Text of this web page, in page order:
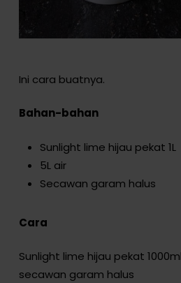
Ini cara buatnya.
Bahan-bahan
Sunlight lime hijau pekat 1L
5L air
Secawan garam halus
Cara
Sunlight lime hijau pekat
secawan garam halus